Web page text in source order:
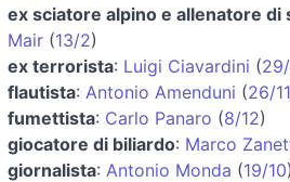
ex sciatore alpino e allenatore di
Mair (13/2)
ex terrorista: Luigi Ciavardini (
flautista: Antonio Amenduni (26/11
fumettista: Carlo Panaro (8/12)
giocatore di biliardo: Marco
giornalista: Antonio Monda (19/10)